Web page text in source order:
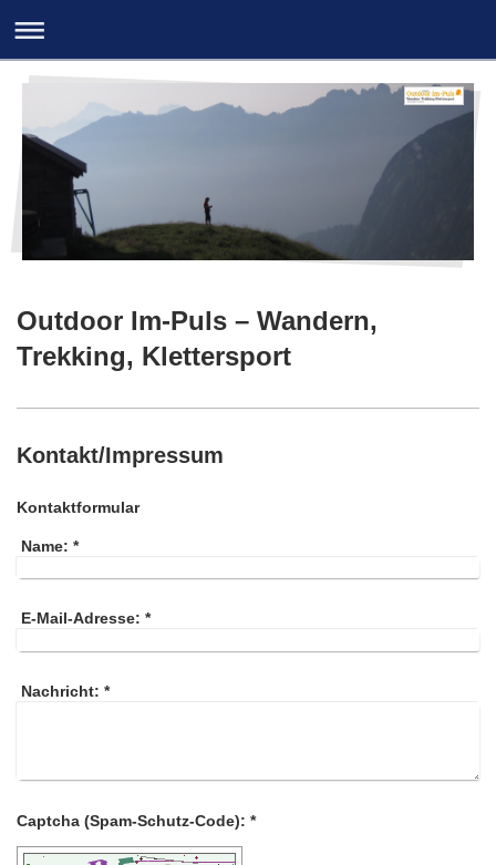
Outdoor Im-Puls – Wandern,
Trekking, Klettersport
Kontakt/Impressum
Kontaktformular
Name: *
E-Mail-Adresse: *
Nachricht: *
Captcha (Spam-Schutz-Code): *